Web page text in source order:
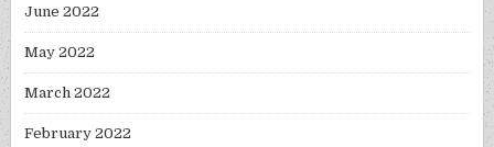
June 2022
May 2022
March 2022
February 2022